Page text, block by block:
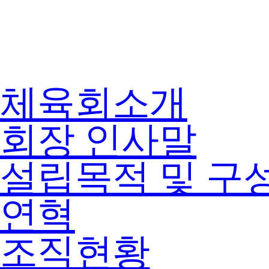
체육회소개
회장 인사말
설립목적 및 구
연혁
조직현황